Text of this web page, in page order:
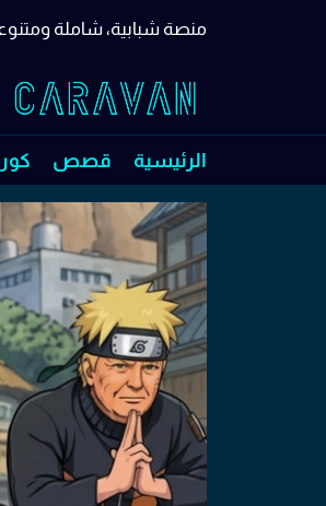
منصة شبابية، شاملة
الرئيسية قصص